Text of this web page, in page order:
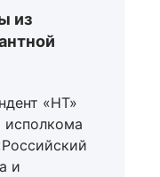
из
«НТ»
исполкома
и